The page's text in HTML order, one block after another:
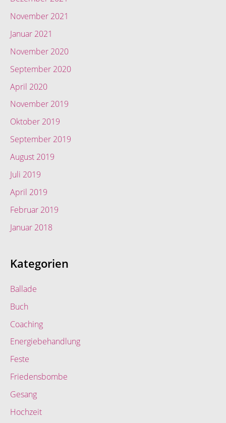
November 2021
Januar 2021
November 2020
September 2020
April 2020
November 2019
Oktober 2019
September 2019
August 2019
Juli 2019
April 2019
Februar 2019
Januar 2018
Kategorien
Ballade
Buch
Coaching
Energiebehandlung
Feste
Friedensbombe
Gesang
Hochzeit